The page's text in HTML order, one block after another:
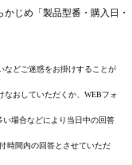
じめ「製品型番・購入日・
などご迷惑をお掛けすることが
おしていただくか、WEBフォ
場合などにより当日中の回答
時間内の回答とさせていただ